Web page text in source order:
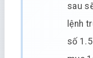
sau
lệnh
số